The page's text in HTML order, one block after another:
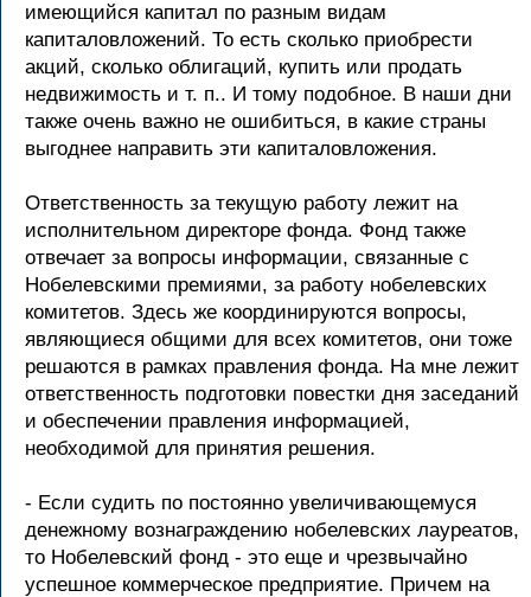
имеющийся капитал по разным видам
капиталовложений. То есть сколько приобрести
акций, сколько облигаций, купить или продать
недвижимость и т. п.. И тому подобное. В наши дни
также очень важно не ошибиться, в какие страны
выгоднее направить эти капиталовложения.
Ответственность за текущую работу лежит на
исполнительном директоре фонда. Фонд также
отвечает за вопросы информации, связанные с
Нобелевскими премиями, за работу нобелевских
комитетов. Здесь же координируются вопросы,
являющиеся общими для всех комитетов, они тоже
решаются в рамках правления фонда. На мне лежит
ответственность подготовки повестки дня заседаний
и обеспечении правления информацией,
необходимой для принятия решения.
- Если судить по постоянно увеличивающемуся
денежному вознаграждению нобелевских лауреатов,
то Нобелевский фонд - это еще и чрезвычайно
успешное коммерческое предприятие. Причем на